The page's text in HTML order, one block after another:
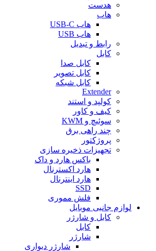
هدست
هاب
هاب USB-C
هاب USB
رابط و تبدیل
کابل
کابل صدا
کابل تصویر
کابل شبکه
Extender
کولپد و استند
کیف و کاور
سوئیچ و KWM
چند راهی برق
پروژکتور
تجهیزات ذخیره سازی
باکس هارد و داک
هارد اکسترنال
هارد اینترنال
SSD
فلش مموری
لوازم جانبی موبایل
کابل و شارژر
کابل
شارژر
شارژر دیواری